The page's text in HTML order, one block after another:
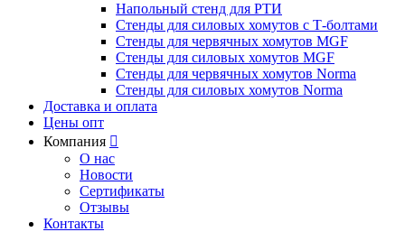
Напольный стенд для РТИ
Стенды для силовых хомутов с Т-болтами
Стенды для червячных хомутов MGF
Стенды для силовых хомутов MGF
Стенды для червячных хомутов Norma
Стенды для силовых хомутов Norma
Доставка и оплата
Цены опт
Компания 
О нас
Новости
Сертификаты
Отзывы
Контакты